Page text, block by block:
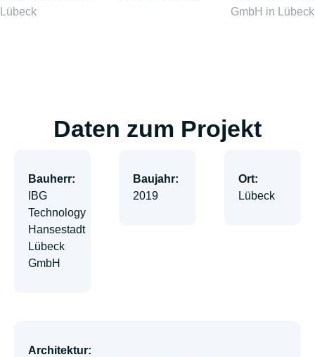
Daten zum Projekt
Bauherr:
IBG
Technology
Hansestadt
Lübeck
GmbH
Baujahr:
2019
Ort:
Lübeck
Architektur: